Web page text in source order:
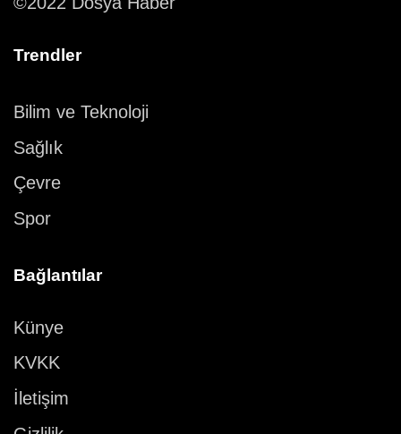
Trendler
Bilim ve Teknoloji
Sağlık
Çevre
Spor
Bağlantılar
Künye
KVKK
İletişim